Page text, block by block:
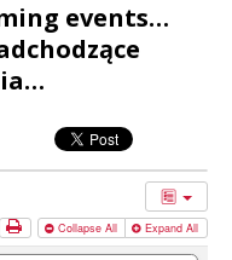
events…
Collapse All Expand All